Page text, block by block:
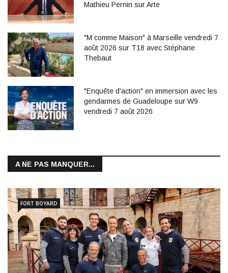
Mathieu Pernin sur Arte
"M comme Maison" à Marseille vendredi 7
août 2026 sur T18 avec Stéphane
Thebaut
"Enquête d'action" en immersion avec les
gendarmes de Guadeloupe sur W9
vendredi 7 août 2026
A NE PAS MANQUER...
FORT BOYARD